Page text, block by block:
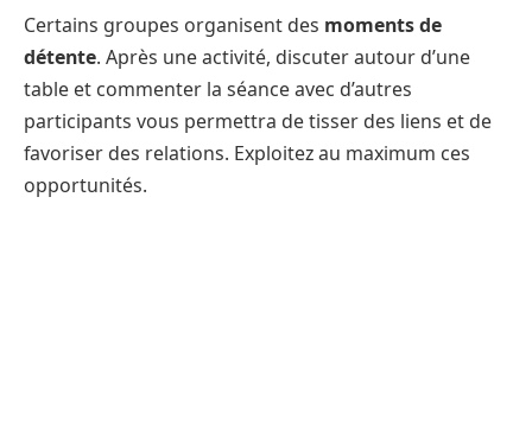
Certains groupes organisent des moments de
détente. Après une activité, discuter autour d’une
table et commenter la séance avec d’autres
participants vous permettra de tisser des liens et de
favoriser des relations. Exploitez au maximum ces
opportunités.